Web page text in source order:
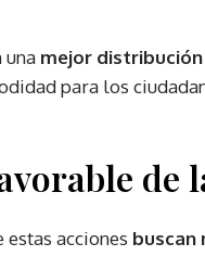
una mejor
para los
de
acciones buscan